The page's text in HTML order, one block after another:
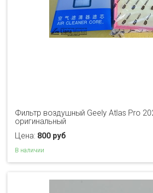
Фильтр воздушный Geely Atlas Pro
оригинальный
Цена: 800 руб
В наличии